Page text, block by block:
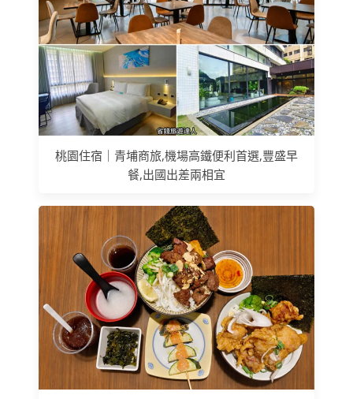
桃園住宿｜青埔商旅,機場高鐵便利首選,豐盛早
餐,出國出差兩相宜